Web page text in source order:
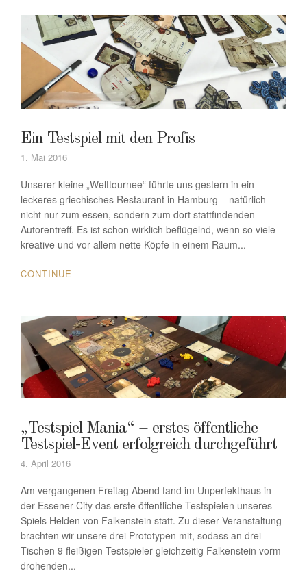
Ein Testspiel mit den Profis
1. Mai 2016
Unserer kleine „Welttournee“ führte uns gestern in ein
leckeres griechisches Restaurant in Hamburg – natürlich
nicht nur zum essen, sondern zum dort stattfindenden
Autorentreff. Es ist schon wirklich beflügelnd, wenn so viele
kreative und vor allem nette Köpfe in einem Raum...
CONTINUE
„Testspiel Mania“ – erstes öffentliche
Testspiel-Event erfolgreich durchgeführt
4. April 2016
Am vergangenen Freitag Abend fand im Unperfekthaus in
der Essener City das erste öffentliche Testspielen unseres
Spiels Helden von Falkenstein statt. Zu dieser Veranstaltung
brachten wir unsere drei Prototypen mit, sodass an drei
Tischen 9 fleißigen Testspieler gleichzeitig Falkenstein vorm
drohenden...